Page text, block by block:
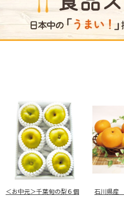
＜お中元＞千葉旬の梨６個 石川県産